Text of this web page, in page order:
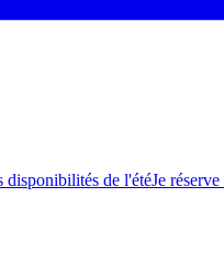
disponibilités de l'étéJe réserve